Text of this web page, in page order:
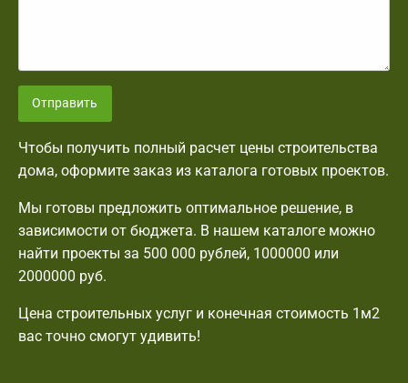
Отправить
Чтобы получить полный расчет цены строительства
дома, оформите заказ из каталога готовых проектов.
Мы готовы предложить оптимальное решение, в
зависимости от бюджета. В нашем каталоге можно
найти проекты за 500 000 рублей, 1000000 или
2000000 руб.
Цена строительных услуг и конечная стоимость 1м2
вас точно смогут удивить!